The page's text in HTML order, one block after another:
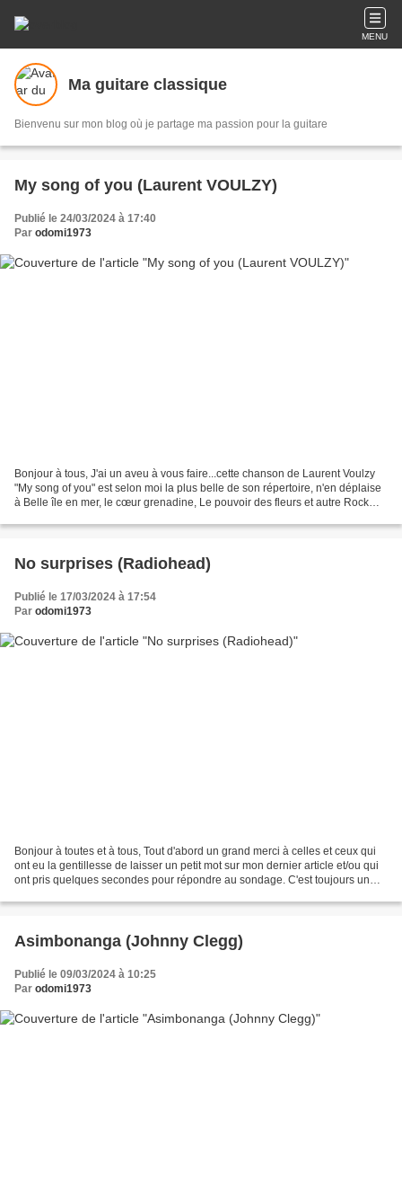
MENU
Ma guitare classique
Bienvenu sur mon blog où je partage ma passion pour la guitare
My song of you (Laurent VOULZY)
Publié le 24/03/2024 à 17:40
Par odomi1973
Bonjour à tous, J'ai un aveu à vous faire...cette chanson de Laurent Voulzy
"My song of you" est selon moi la plus belle de son répertoire, n'en déplaise
à Belle île en mer, le cœur grenadine, Le pouvoir des fleurs et autre Rock
No surprises (Radiohead)
Publié le 17/03/2024 à 17:54
Par odomi1973
Bonjour à toutes et à tous, Tout d'abord un grand merci à celles et ceux qui
ont eu la gentillesse de laisser un petit mot sur mon dernier article et/ou qui
ont pris quelques secondes pour répondre au sondage. C'est toujours un
Asimbonanga (Johnny Clegg)
Publié le 09/03/2024 à 10:25
Par odomi1973